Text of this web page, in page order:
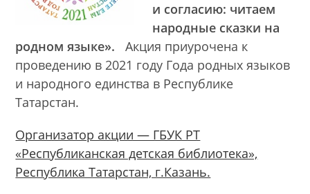
и согласию: читаем
народные сказки на
родном языке».Акция приурочена к
проведению в 2021 году Года родных языков
и народного единства в Республике
Татарстан.
Организатор акции — ГБУК РТ
«Республиканская детская библиотека»,
Республика Татарстан, г.Казань.